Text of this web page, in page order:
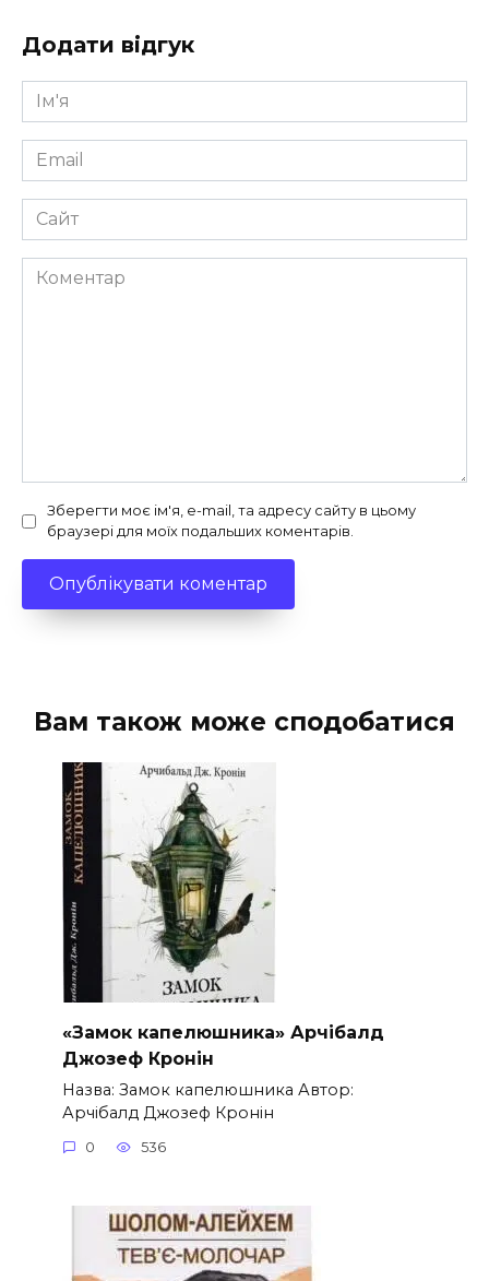
Додати відгук
Ім'я
*
Email
*
Сайт
Коментар
Зберегти моє ім'я, e-mail, та адресу сайту в цьому
браузері для моїх подальших коментарів.
Вам також може сподобатися
«Замок капелюшника» Арчібалд
Джозеф Кронін
Назва: Замок капелюшника Автор:
Арчібалд Джозеф Кронін
0 536